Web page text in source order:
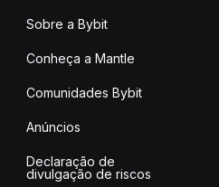
Sobre a Bybit
Conheça a Mantle
Comunidades Bybit
Anúncios
Declaração de
divulgação de riscos